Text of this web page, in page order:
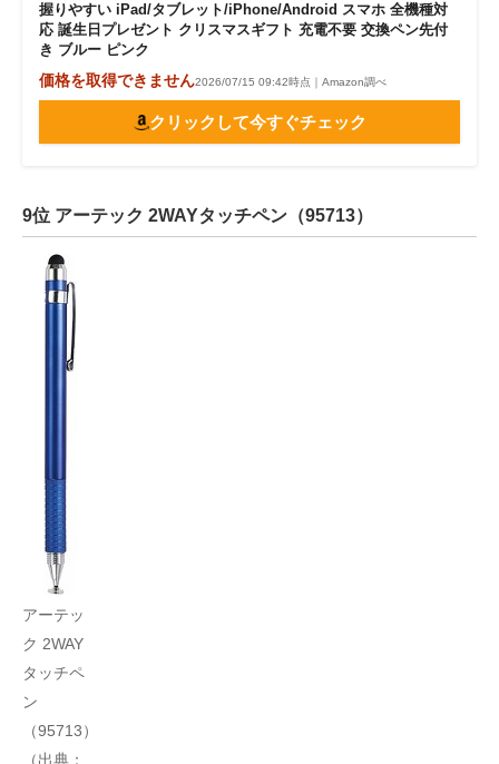
握りやすい iPad/タブレット/iPhone/Android スマホ 全機種対
応 誕生日プレゼント クリスマスギフト 充電不要 交換ペン先付
き ブルー ピンク
価格を取得できません2026/07/15 09:42時点｜Amazon調べ
クリックして今すぐチェック
9位 アーテック 2WAYタッチペン（95713）
アーテッ
ク 2WAY
タッチペ
ン
（95713）
（出典：